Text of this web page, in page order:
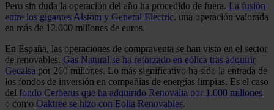
Pero sin duda la operación del año ha procedido de fuera. La fusión
entre los gigantes Alstom y General Electric, una operación valorada
en más de 12.000 millones de euros.
En España, las operaciones de compraventa se han visto en el sector
de renovables. Gas Natural se ha reforzado en eólica tras adquirir
Gecalsa por 260 millones. Lo más significativo ha sido la entrada de
los fondos de inversión en compañías de energías limpias. Es el caso
del fondo Cerberus que ha adquirido Renovalia por 1.000 millones
o como Oaktree se hizo con Eolia Renovables.